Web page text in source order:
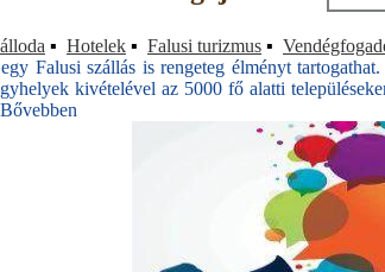
▪ Hotelek ▪ Falusi turizmus ▪
Falusi szállás is rengeteg élményt
kivételével az 5000 fő alatti
Bővebben